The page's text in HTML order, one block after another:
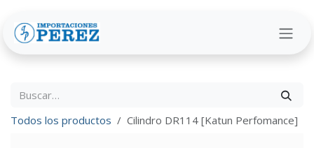
Todos los productos Cilindro DR114 [Katun Perfomance]